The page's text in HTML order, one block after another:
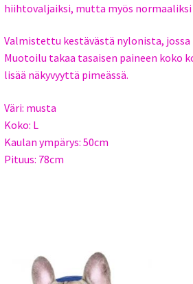
hiihtovaljaiksi, mutta myös
Valmistettu kestävästä nylonista, jossa
Muotoilu takaa tasaisen paineen koko
lisää näkyvyyttä pimeässä.
Väri: musta
Koko: L
Kaulan ympärys: 50cm
Pituus: 78cm